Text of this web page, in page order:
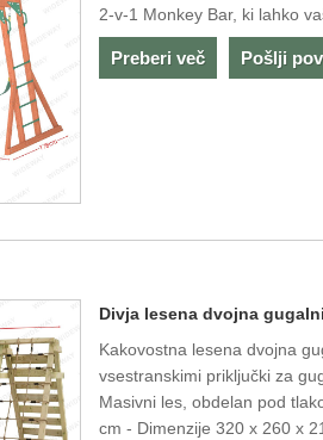
2-v-1 Monkey Bar, ki lahko
Preberi več Pošlji
Divja lesena dvojna
Kakovostna lesena dvojna
vsestranskimi priključki za
Masivni les, obdelan pod
cm - Dimenzije 320 x 260 x